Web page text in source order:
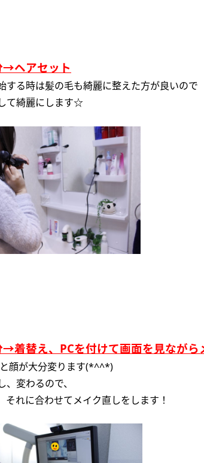
→ヘアセット
する時は髪の毛も綺麗に整えた方が良いので
て綺麗にします☆
着替え、PCを付けて画面を見ながら
顔が大分変ります(*^^*)
変わるので、
それに合わせてメイク直しをします！